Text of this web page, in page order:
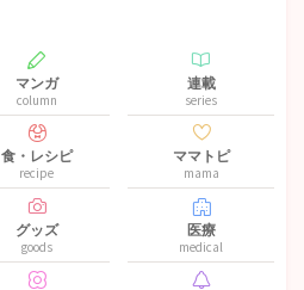
マンガ
column
連載
series
食・レシピ
recipe
ママトピ
mama
グッズ
goods
医療
medical